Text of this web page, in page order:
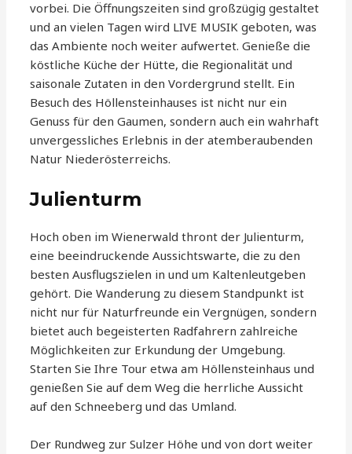
vorbei. Die Öffnungszeiten sind großzügig gestaltet
und an vielen Tagen wird LIVE MUSIK geboten, was
das Ambiente noch weiter aufwertet. Genieße die
köstliche Küche der Hütte, die Regionalität und
saisonale Zutaten in den Vordergrund stellt. Ein
Besuch des Höllensteinhauses ist nicht nur ein
Genuss für den Gaumen, sondern auch ein wahrhaft
unvergessliches Erlebnis in der atemberaubenden
Natur Niederösterreichs.
Julienturm
Hoch oben im Wienerwald thront der Julienturm,
eine beeindruckende Aussichtswarte, die zu den
besten Ausflugszielen in und um Kaltenleutgeben
gehört. Die Wanderung zu diesem Standpunkt ist
nicht nur für Naturfreunde ein Vergnügen, sondern
bietet auch begeisterten Radfahrern zahlreiche
Möglichkeiten zur Erkundung der Umgebung.
Starten Sie Ihre Tour etwa am Höllensteinhaus und
genießen Sie auf dem Weg die herrliche Aussicht
auf den Schneeberg und das Umland.
Der Rundweg zur Sulzer Höhe und von dort weiter